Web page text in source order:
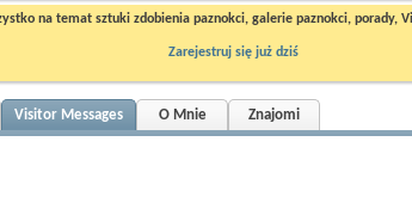
na temat sztuki zdobienia paznokci, galerie paznokci, porady,
Zarejestruj się już dziś
Visitor Messages O Mnie Znajomi